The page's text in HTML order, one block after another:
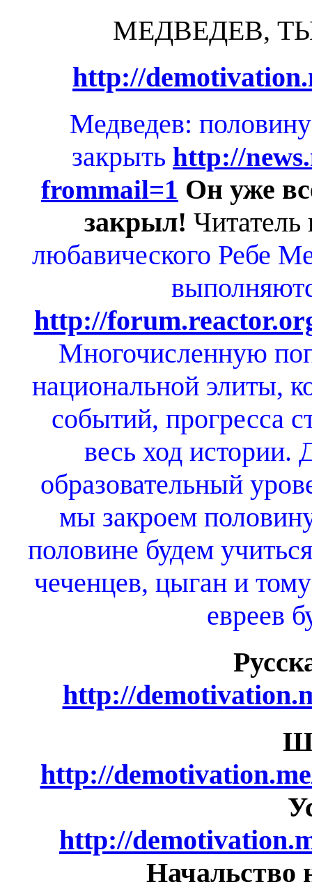
МЕДВЕДЕВ,
http://
Медведев:
закрыть http://
frommail=1 Он уже
закрыл! Читатель
любавического Ребе
http://
Многочисленную
национальной элиты,
событий, прогресса
весь ход истории.
образовательный
мы закроем
половине будем
чеченцев, цыган и
евреев
http://
http://
http://
Начальство